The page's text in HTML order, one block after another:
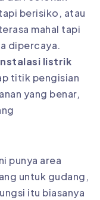
berisiko, atau
mahal tapi
dipercaya.
listrik
titik pengisian
yang benar,
punya area
untuk gudang,
itu biasanya